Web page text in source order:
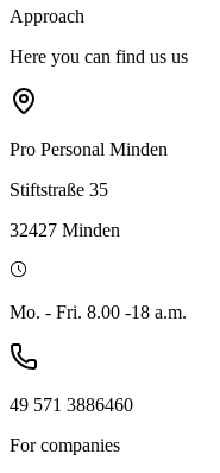
Approach
Here you can find us us
Pro Personal Minden
Stiftstraße 35
32427 Minden
Mo. - Fri. 8.00 -18 a.m.
49 571 3886460
For companies